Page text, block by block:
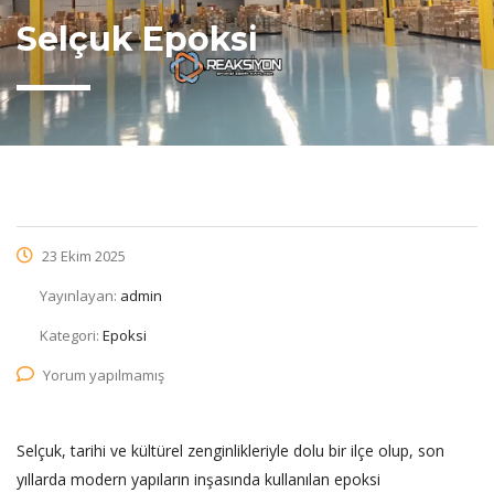
Selçuk Epoksi
23 Ekim 2025
Yayınlayan: admin
Kategori: Epoksi
Yorum yapılmamış
Selçuk, tarihi ve kültürel zenginlikleriyle dolu bir ilçe olup, son
yıllarda modern yapıların inşasında kullanılan epoksi